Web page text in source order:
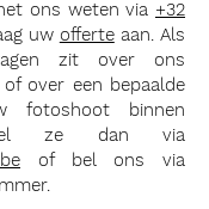
ons weten via +32
uw offerteaan. Als
zit over ons
over een bepaalde
fotoshoot binnen
ze dan via
of bel ons via